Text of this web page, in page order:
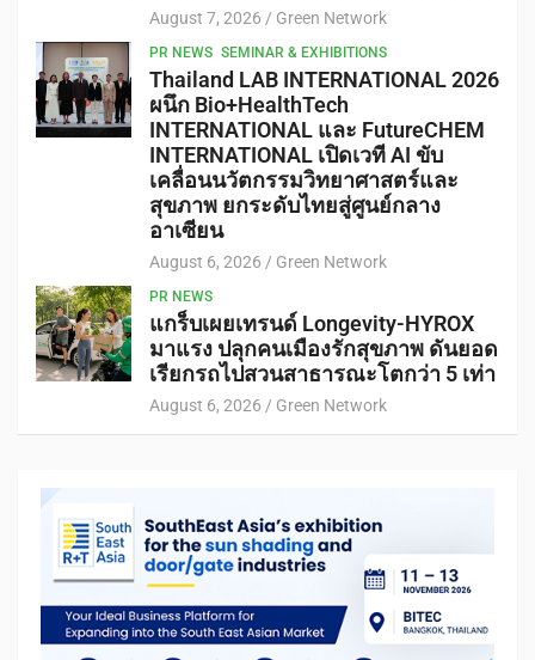
August 7, 2026 Green Network
PR NEWS SEMINAR & EXHIBITIONS
Thailand LAB INTERNATIONAL 2026
ผนึก Bio+HealthTech
INTERNATIONAL และ FutureCHEM
INTERNATIONAL เปิดเวที AI ขับ
เคลื่อนนวัตกรรมวิทยาศาสตร์และ
สุขภาพ ยกระดับไทยสู่ศูนย์กลาง
อาเซียน
August 6, 2026 Green Network
PR NEWS
แกร็บเผยเทรนด์ Longevity-HYROX
มาแรง ปลุกคนเมืองรักสุขภาพ ดันยอด
เรียกรถไปสวนสาธารณะโตกว่า 5 เท่า
August 6, 2026 Green Network